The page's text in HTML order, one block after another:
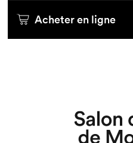
Acheter en ligne